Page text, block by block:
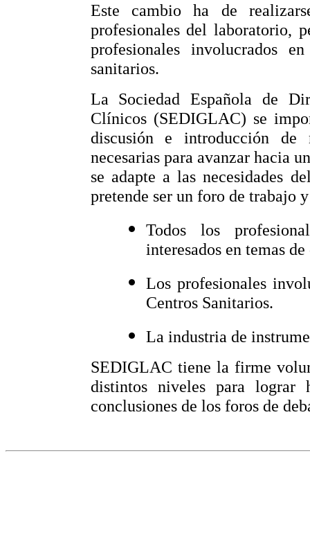
Este cambio ha de
profesionales del laboratorio,
profesionales involucrados
sanitarios.
La Sociedad Española de
Clínicos (SEDIGLAC) se
discusión e introducción de
necesarias para avanzar hacia
se adapte a las necesidades
pretende ser un foro de trabajo
Todos los
interesados en temas
Los profesionales
Centros Sanitarios.
La industria de
SEDIGLAC tiene la firme
distintos niveles para lograr
conclusiones de los foros de